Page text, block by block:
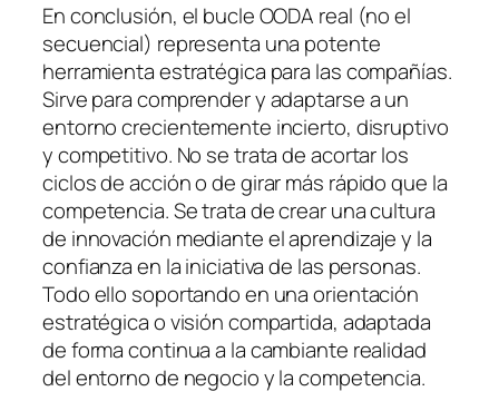
En conclusión, el bucle OODA real (no el
secuencial) representa una potente
herramienta estratégica para las compañías.
Sirve para comprender y adaptarse a un
entorno crecientemente incierto, disruptivo
y competitivo. No se trata de acortar los
ciclos de acción o degirarmás rápido que la
competencia. Se trata de crear una cultura
de innovación mediante el aprendizaje y la
confianza en la iniciativa de las personas.
Todo ello soportando en una orientación
estratégica o visión compartida, adaptada
de forma continua a la cambiante realidad
del entorno de negocio y la competencia.